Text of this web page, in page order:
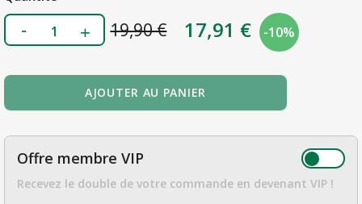
19,90 € 17,91 € -10%
AJOUTER AU PANIER
Offre membre VIP
Recevez le double de votre commande en devenant VIP !